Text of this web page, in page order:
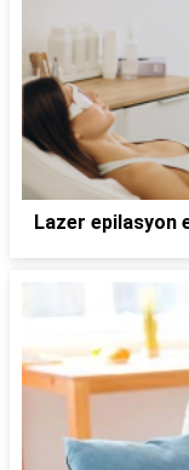
Lazer epilasyon